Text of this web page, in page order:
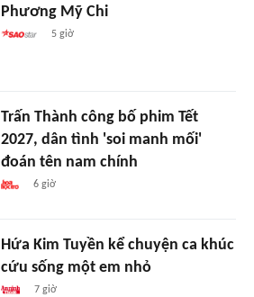
Phương Mỹ Chi
5 giờ
Trấn Thành công bố phim Tết
2027, dân tình 'soi manh mối'
đoán tên nam chính
6 giờ
Hứa Kim Tuyền kể chuyện ca khúc
cứu sống một em nhỏ
7 giờ